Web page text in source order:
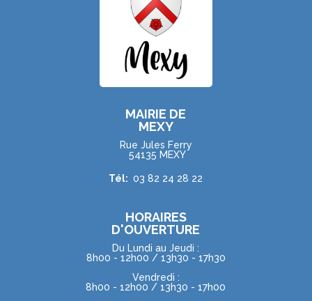
MAIRIE DE
MEXY
Rue Jules Ferry
54135 MEXY
Tél: 03 82 24 28 22
HORAIRES
D'OUVERTURE
Du Lundi au Jeudi :
8h00 - 12h00 / 13h30 - 17h30
Vendredi :
8h00 - 12h00 / 13h30 - 17h00